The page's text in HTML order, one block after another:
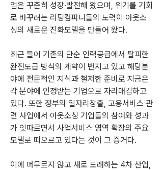
업은 꾸준히 성장·발전해 왔으며, 위기를 기회
로 바꾸려는 리딩컴퍼니들의 노력이 아웃소
싱의 새로운 진화모델을 만들어 왔다.
최근 들어 기존의 단순 인력공급에서 탈피한
완전도급 방식의 계약이 번지고 있고 해당분
야에 전문적인 지식과 철저한 준비로 지금은
각 분야에 인정받는 기업으로 자리매김하고
있다. 또한 정부의 일자리창출, 고용서비스 관
련 사업에서 아웃소싱 기업들의 참여와 성과
가 잇따르면서 사업서비스 영역 확장의 주요
모델로 떠오르고 있다는 것이 그 증거다.
이에 머무르지 않고 새로 도래하는 4차 산업,